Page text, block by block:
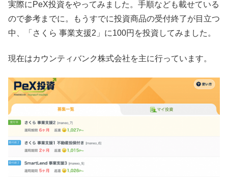
実際にPeX投資をやってみました。手順なども載せている
ので参考までに。もうすでに投資商品の受付終了が目立つ
中、「さくら 事業支援2」に100円を投資してみました。
現在はカウンティバンク株式会社を主に行っています。